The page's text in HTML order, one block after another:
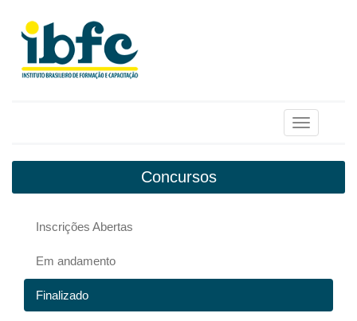
Toggle
Concursos
Inscrições Abertas
Em andamento
Finalizado